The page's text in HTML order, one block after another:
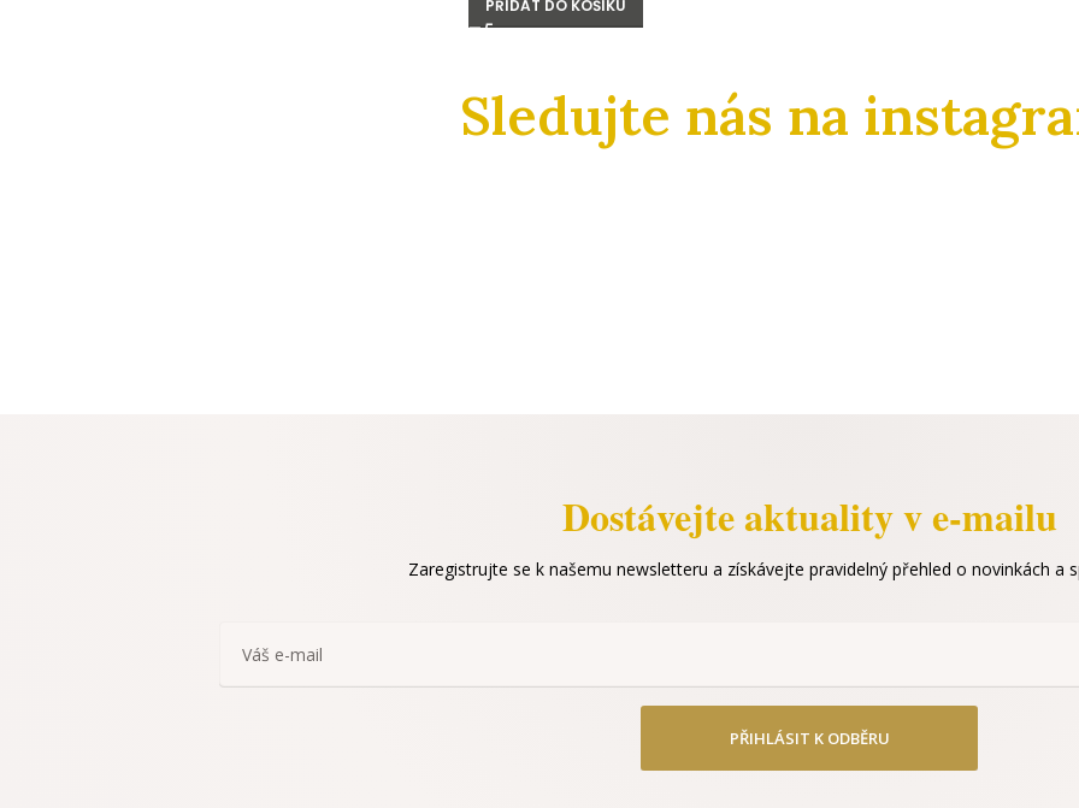
PŘIDAT DO KOŠÍKU
Sledujte nás na
Dostávejte aktuality v e-mailu
Zaregistrujte se k našemu newsletteru a získávejte pravidelný přehled o novinkách a
PŘIHLÁSIT K ODBĚRU